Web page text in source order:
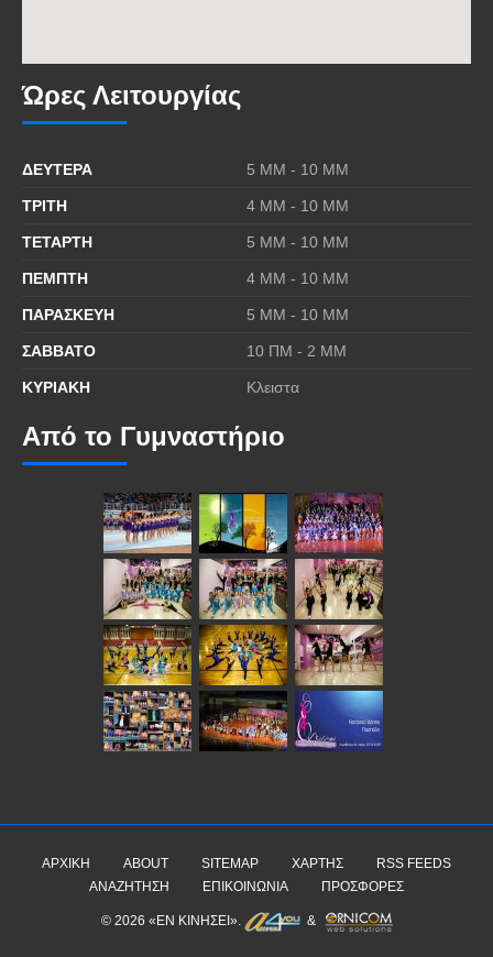
Ώρες Λειτουργίας
ΔΕΥΤΕΡΑ 5 MΜ - 10 ΜΜ
ΤΡΙΤΗ 4 MΜ - 10 ΜΜ
ΤΕΤΑΡΤΗ 5 MΜ - 10 ΜΜ
ΠΕΜΠΤΗ 4 MΜ - 10 ΜΜ
ΠΑΡΑΣΚΕΥΗ 5 MΜ - 10 ΜΜ
ΣΑΒΒΑΤΟ 10 ΠΜ - 2 ΜΜ
ΚΥΡΙΑΚΗ Κλειστα
Από το Γυμναστήριο
ΑΡΧΙΚΉ ABOUT SITEMAP ΧΆΡΤΗΣ
RSS FEEDS
ΑΝΑΖΉΤΗΣΗ
ΕΠΙΚΟΙΝΩΝΊΑ ΠΡΟΣΦΟΡΈΣ
© 2026 «ΕΝ ΚΙΝΉΣΕΙ». &